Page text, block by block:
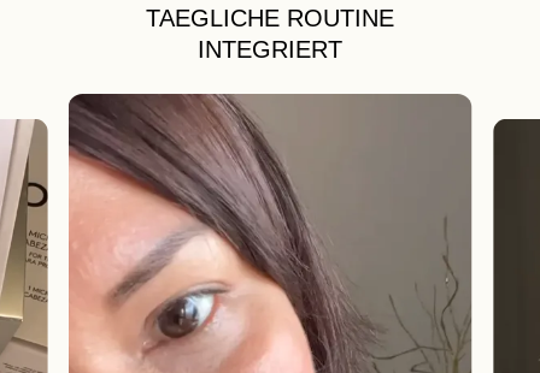
TAEGLICHE ROUTINE
INTEGRIERT